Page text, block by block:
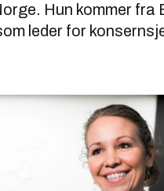
Hun kommer fra
leder for